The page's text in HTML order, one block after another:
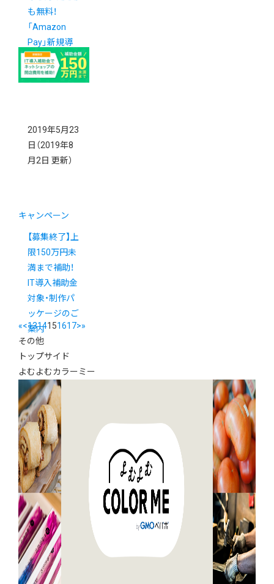
も無料！
「Amazon
Pay」新規導
入ダブルキャ
ンペーン
2019年5月23
日 （2019年8
月2日 更新）
キャンペーン
【募集終了】上
限150万円未
満まで補助！
IT導入補助金
対象・制作パ
ッケージのご
案内
«<1314151617>»
その他
トップサイド
よむよむカラーミー